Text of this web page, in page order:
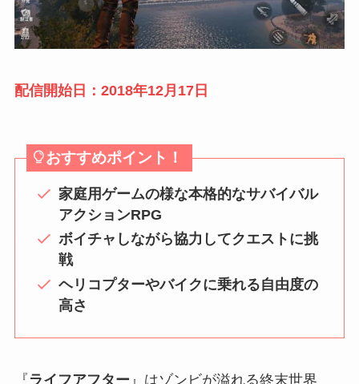
配信開始日：2018年12月17日
おすすめポイント！
家庭用ゲームの様な本格的なサバイバル
アクションRPG
ボイチャしながら協力してクエストに挑
戦
ヘリコプターやバイクに乗れる自由度の
高さ
『 ライフアフター 』はゾンビが溢れる終末世界